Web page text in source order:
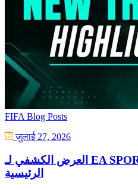
FIFA Blog Posts
जुलाई 27, 2026
العرض الكشفي لـ EA SPORTS FC 27: أبرز النقاط
الرئيسية